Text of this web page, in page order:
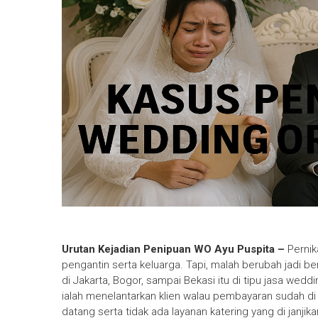
Urutan Kejadian Penipuan WO Ayu Puspita –
pengantin serta keluarga. Tapi, malah berubah jadi
di Jakarta, Bogor, sampai Bekasi itu di tipu jasa
ialah menelantarkan klien walau pembayaran sudah
datang serta tidak ada layanan katering yang di